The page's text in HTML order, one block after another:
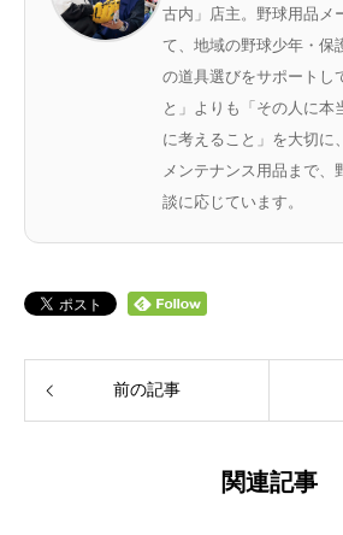
古内」店主。野球用品メ
て、地域の野球少年・保
の道具選びをサポートし
と」よりも「その人に本
に考えること」を大切に
メンテナンス用品まで、
談に応じています。
前の記事
関連記事